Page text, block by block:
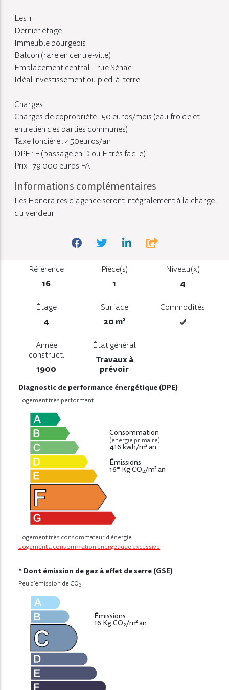
Les +
Dernier étage
Immeuble bourgeois
Balcon (rare en centre-ville)
Emplacement central – rue Sénac
Idéal investissement ou pied-à-terre
Charges :
Charges de copropriété : 50 euros/mois (eau froide et
entretien des parties communes)
Taxe foncière : 450euros/an
DPE : F (passage en D ou E très facile)
Prix : 79 000 euros FAI
Informations complémentaires
Les Honoraires d'agence seront intégralement à la charge
du vendeur
Référence
16
Pièce(s)
1
Niveau(x)
4
Étage
4
Surface
20 m²
Commodités
Année
construct.
1900
État général
Travaux à
prévoir
Diagnostic de performance énergétique (DPE)
Logement très performant
Logement très consommateur d'énergie
Logement à consommation énergétique excessive
Consommation
(énergie primaire)
416 kwh/m².an
Émissions
16* Kg CO2/m².an
* Dont émission de gaz à effet de serre (GSE)
Peu d'émission de CO2
Émissions
16 Kg CO2/m².an